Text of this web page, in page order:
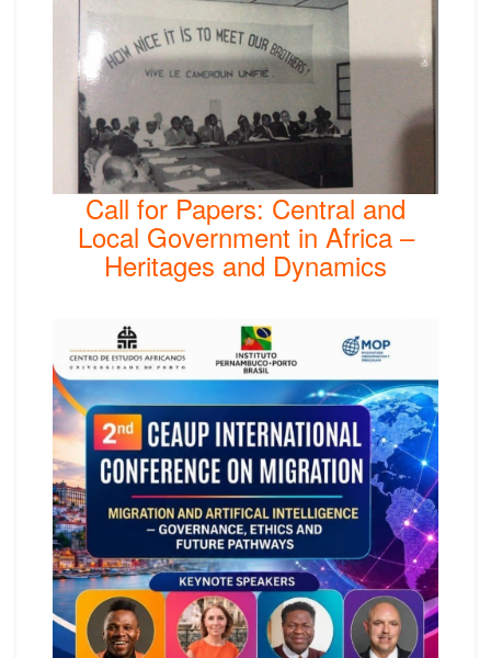
Call for Papers: Central and
Local Government in Africa –
Heritages and Dynamics